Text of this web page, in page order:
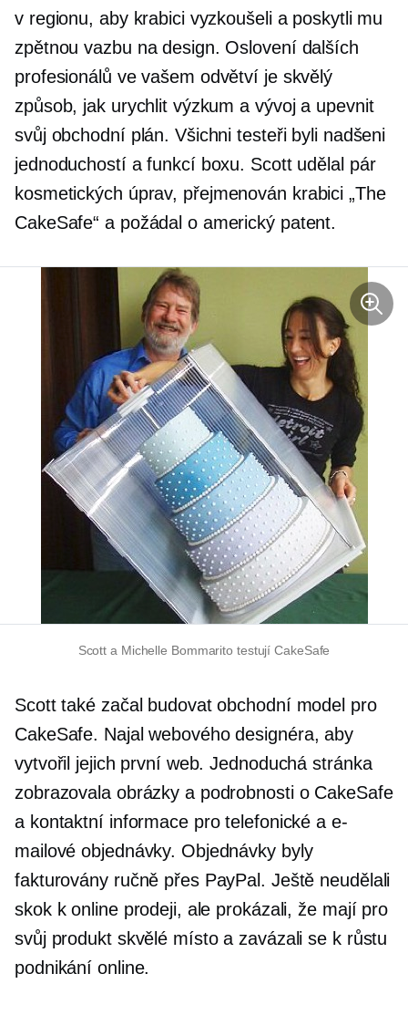
v regionu, aby krabici vyzkoušeli a poskytli mu
zpětnou vazbu na design. Oslovení dalších
profesionálů ve vašem odvětví je skvělý
způsob, jak urychlit výzkum a vývoj a upevnit
svůj obchodní plán. Všichni testeři byli nadšeni
jednoduchostí a funkcí boxu. Scott udělal pár
kosmetických úprav, přejmenován krabici „The
CakeSafe“ a požádal o americký patent.
Scott a Michelle Bommarito testují CakeSafe
Scott také začal budovat obchodní model pro
CakeSafe. Najal webového designéra, aby
vytvořil jejich první web. Jednoduchá stránka
zobrazovala obrázky a podrobnosti o CakeSafe
a kontaktní informace pro telefonické a e-
mailové objednávky. Objednávky byly
fakturovány ručně přes PayPal. Ještě neudělali
skok k online prodeji, ale prokázali, že mají pro
svůj produkt skvělé místo a zavázali se k růstu
podnikání online.